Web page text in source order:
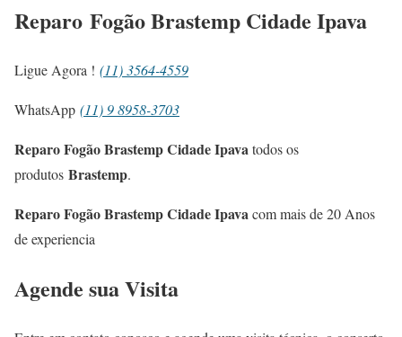
Reparo Fogão Brastemp Cidade Ipava
Ligue Agora ! (11) 3564-4559
WhatsApp (11) 9 8958-3703
Reparo Fogão Brastemp Cidade Ipavatodos os
produtos Brastemp.
Reparo Fogão Brastemp Cidade Ipavacom mais de 20 Anos
de experiencia
Agende sua Visita